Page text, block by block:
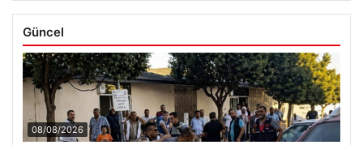
Güncel
08/08/2026